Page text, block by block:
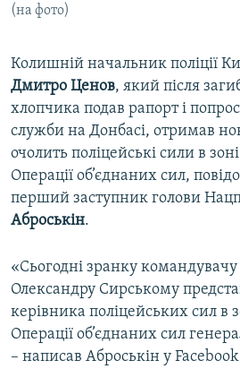
Усі сайти RFE/RL
(на фото)
Колишній начальник поліції
Дмитро Ценов, який після
хлопчика подав рапорт і
служби на Донбасі, отримав
очолить поліцейські сили в
Операції об’єднаних сил,
перший заступник голови
Аброськін.
«Сьогодні зранку
Олександру Сирському
керівника поліцейських сил в
Операції об’єднаних сил
– написав Аброськін у